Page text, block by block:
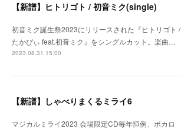
【新譜】ヒトリゴト / 初音ミク(single)
初音ミク誕生祭2023にリリースされた『ヒトリゴト /
たかぴぃ feat.初音ミク』をシングルカット。楽曲…
2023.08.31 15:00
【新譜】しゃべりまくるミライ6
マジカルミライ2023 会場限定CD毎年恒例、ボカロ